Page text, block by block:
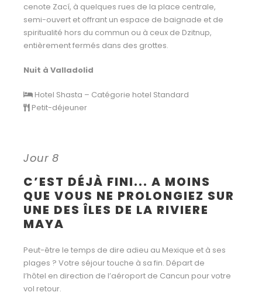
cenote Zací, à quelques rues de la place centrale,
semi-ouvert et offrant un espace de baignade et de
spiritualité hors du commun ou à ceux de Dzitnup,
entièrement fermés dans des grottes.
Nuit à Valladolid
Hotel Shasta – Catégorie hotel Standard
Petit-déjeuner
Jour 8
C’EST DÉJÀ FINI... A MOINS
QUE VOUS NE PROLONGIEZ SUR
UNE DES ÎLES DE LA RIVIERE
MAYA
Peut-être le temps de dire adieu au Mexique et à ses
plages ? Votre séjour touche à sa fin. Départ de
l’hôtel en direction de l’aéroport de Cancun pour votre
vol retour.